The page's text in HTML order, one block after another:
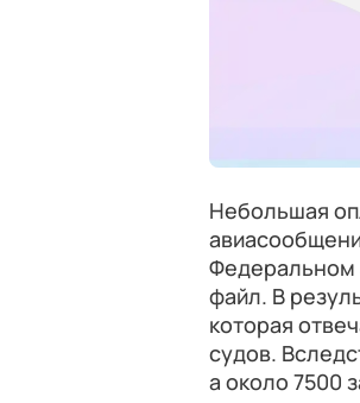
Небольшая
Федеральном
файл. В
которая
судов.
а около 7500